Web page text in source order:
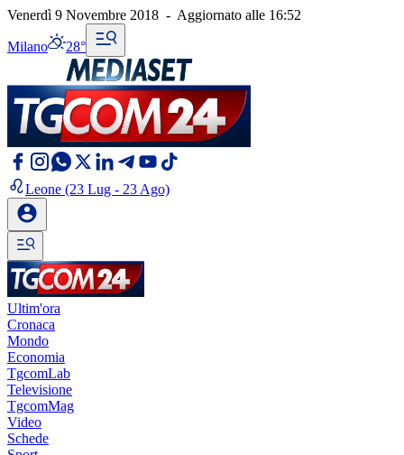
Venerdì 9 Novembre 2018 - Aggiornato alle 16:52
Milano 28°
Leone (23 Lug - 23 Ago)
Ultim'ora
Cronaca
Mondo
Economia
TgcomLab
Televisione
TgcomMag
Video
Schede